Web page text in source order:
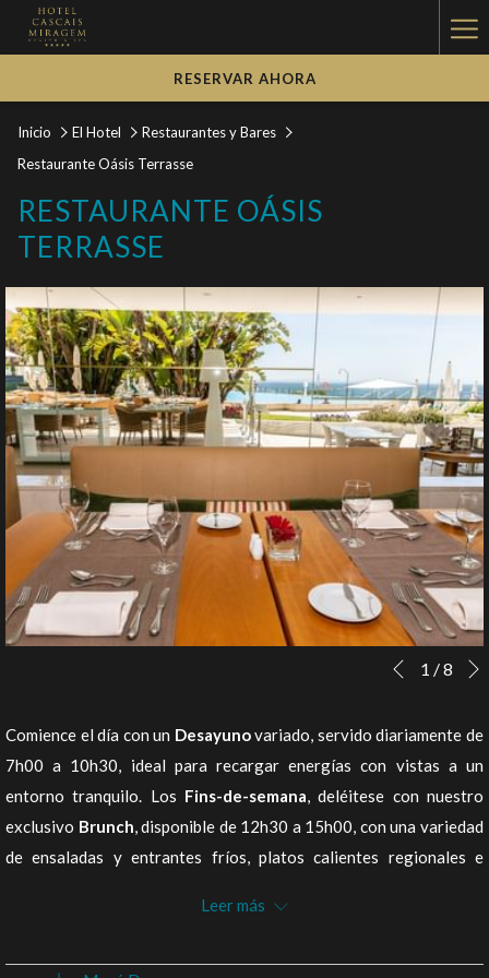
RESERVAR AHORA
Inicio El Hotel
Restaurantes y Bares
Restaurante Oásis Terrasse
RESTAURANTE OÁSIS
TERRASSE
Botones
control
presentación
Al
clic
siguientes
enlaces,
contenido
Anterior
1 /8
Comience el día con un Desayunovariado, servido diariamente de
7h00 a 10h30, ideal para recargar energías con vistas a un
entorno tranquilo. Los Fins-de-semana, deléitese con nuestro
exclusivo Brunch, disponible de 12h30 a 15h00, con una variedad
de ensaladas y entrantes fríos, platos calientes regionales e
convierte a este buffet en una invitación extraordinaria para
Leer más